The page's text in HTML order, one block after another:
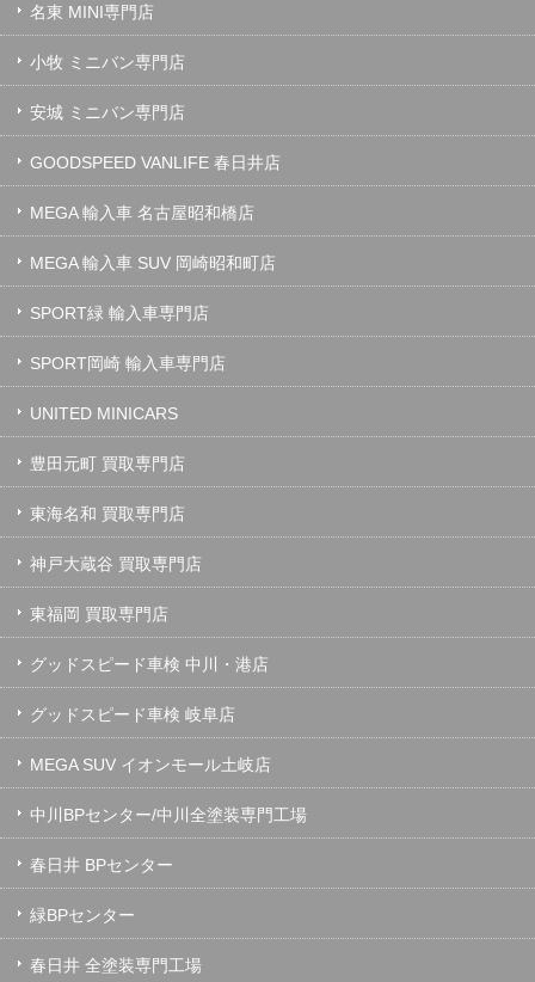
名東 MINI専門店
小牧 ミニバン専門店
安城 ミニバン専門店
GOODSPEED VANLIFE 春日井店
MEGA 輸入車 名古屋昭和橋店
MEGA 輸入車 SUV 岡崎昭和町店
SPORT緑 輸入車専門店
SPORT岡崎 輸入車専門店
UNITED MINICARS
豊田元町 買取専門店
東海名和 買取専門店
神戸大蔵谷 買取専門店
東福岡 買取専門店
グッドスピード車検 中川・港店
グッドスピード車検 岐阜店
MEGA SUV イオンモール土岐店
中川BPセンター/中川全塗装専門工場
春日井 BPセンター
緑BPセンター
春日井 全塗装専門工場